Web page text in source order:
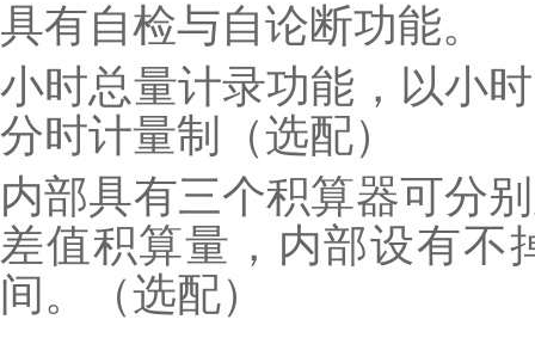
具有自检与自论断功能。
小时总量计录功能，以小
分时计量制（选配）
内部具有三个积算器可分
差值积算量，内部设有不
间。（选配）